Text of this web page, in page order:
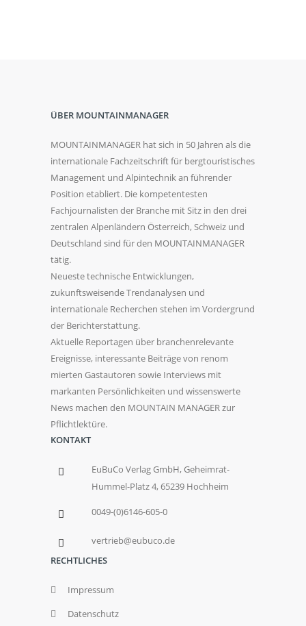
ÜBER MOUNTAINMANAGER
MOUNTAINMANAGER hat sich in 50 Jahren als die
internationale Fachzeitschrift für bergtouristisches
Management und Alpintechnik an führender
Position etabliert. Die kompetentesten
Fachjournalisten der Branche mit Sitz in den drei
zentralen Alpenländern Österreich, Schweiz und
Deutschland sind für den MOUNTAINMANAGER
tätig.
Neueste technische Entwicklungen,
zukunftsweisende Trendanalysen und
internationale Recherchen stehen im Vordergrund
der Berichterstattung.
Aktuelle Reportagen über branchenrelevante
Ereignisse, interessante Beiträge von renom
mierten Gastautoren sowie Interviews mit
markanten Persönlichkeiten und wissenswerte
News machen den MOUNTAIN MANAGER zur
Pflichtlektüre.
KONTAKT
EuBuCo Verlag GmbH, Geheimrat-
Hummel-Platz 4, 65239 Hochheim
0049-(0)6146-605-0
vertrieb@eubuco.de
RECHTLICHES
Impressum
Datenschutz